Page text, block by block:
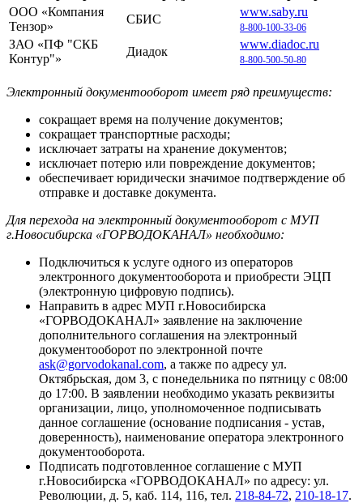
ООО «Компания
Тензор»
СБИС
www.saby.ru
8-800-100-33-06
ЗАО «ПФ "СКБ
Контур"»
Диадок
www.diadoc.ru
8-800-500-50-80
Электронный документооборот имеет ряд преимуществ:
сокращает время на получение документов;
сокращает транспортные расходы;
исключает затраты на хранение документов;
исключает потерю или повреждение документов;
обеспечивает юридически значимое подтверждение об
отправке и доставке документа.
Для перехода на электронный документооборот с МУП
г.Новосибирска «ГОРВОДОКАНАЛ» необходимо:
Подключиться к услуге одного из операторов
электронного документооборота и приобрести ЭЦП
(электронную цифровую подпись).
Направить в адрес МУП г.Новосибирска
«ГОРВОДОКАНАЛ» заявление на заключение
дополнительного соглашения на электронный
документооборот по электронной почте
ask@gorvodokanal.com, а также по адресу ул.
Октябрьская, дом 3, с понедельника по пятницу с 08:00
до 17:00. В заявлении необходимо указать реквизиты
организации, лицо, уполномоченное подписывать
данное соглашение (основание подписания - устав,
доверенность), наименование оператора электронного
документооборота.
Подписать подготовленное соглашение с МУП
г.Новосибирска «ГОРВОДОКАНАЛ» по адресу: ул.
Революции, д. 5, каб. 114, 116, тел. 218-84-72, 210-18-17.